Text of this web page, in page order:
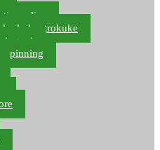
varalica
trokuke
spinning